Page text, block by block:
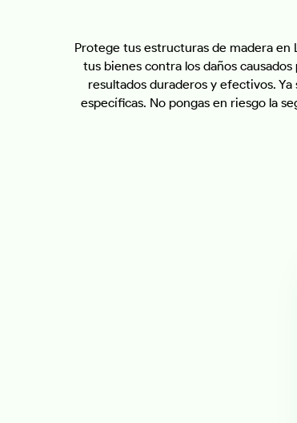
Protege tus estructuras de madera en
tus bienes contra los daños
resultados duraderos y efectivos.
específicas. No pongas en riesgo la